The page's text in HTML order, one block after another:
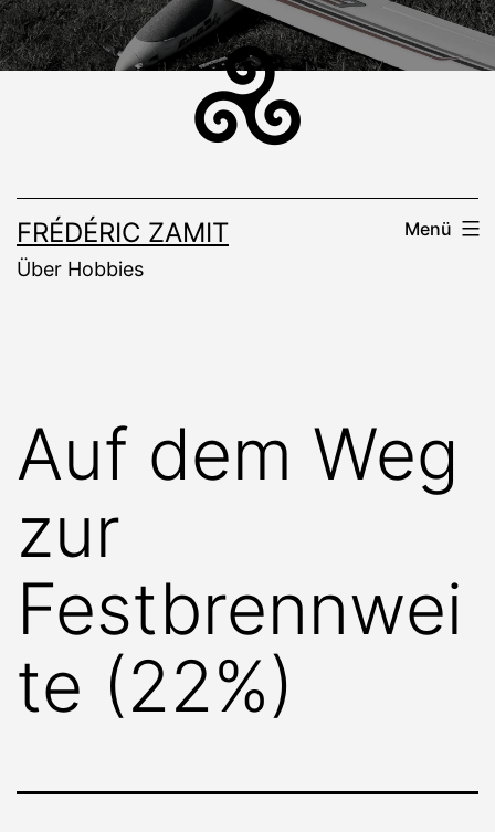
Zum
Inhalt
FRÉDÉRIC ZAMIT
Über Hobbies
Menü
Auf dem Weg
zur
Festbrennwei
te (22%)